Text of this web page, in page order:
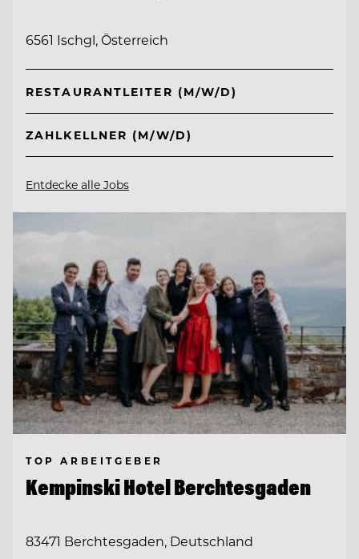
6561 Ischgl, Österreich
RESTAURANTLEITER (M/W/D)
ZAHLKELLNER (M/W/D)
Entdecke alle Jobs
TOP ARBEITGEBER
Kempinski Hotel Berchtesgaden
83471 Berchtesgaden, Deutschland